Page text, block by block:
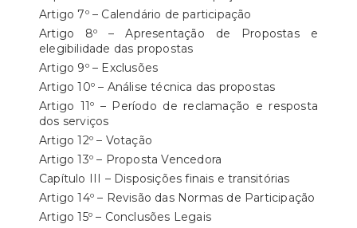
Artigo 7º – Calendário de participação
Artigo 8º – Apresentação de Propostas e
elegibilidade das propostas
Artigo 9º – Exclusões
Artigo 10º – Análise técnica das propostas
Artigo 11º – Período de reclamação e resposta
dos serviços
Artigo 12º – Votação
Artigo 13º – Proposta Vencedora
Capítulo III – Disposições finais e transitórias
Artigo 14º – Revisão das Normas de Participação
Artigo 15º – Conclusões Legais